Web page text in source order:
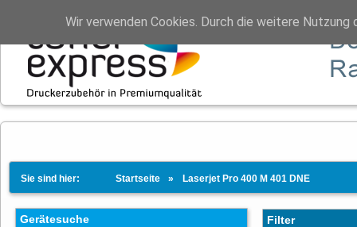
Sie sind hier: Startseite Laserjet Pro 400 M 401 DNE
Gerätesuche Filter
Wir verwenden Cookies. Durch die weitere